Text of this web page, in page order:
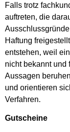
Falls trotz
auftreten, die
Haftung
entstehen, weil
nicht bekannt und
Aussagen
und orientieren
Verfahren.
Gutscheine